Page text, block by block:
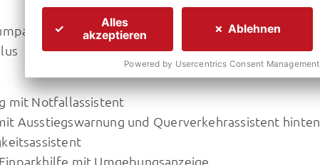
mit Notfallassistent
Ausstiegswarnung und Querverkehrassistent hinten
mit Umgebungsanzeige